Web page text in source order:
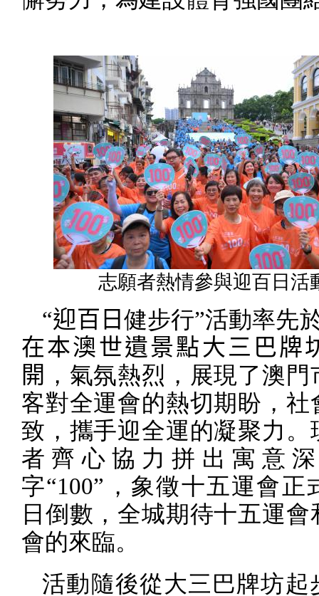
志願者熱情參與迎百日活
“迎百日 健步行”活動率先
在本澳世遺景點大三巴牌
開 ，氣氛熱烈，展現了澳
客對全運會的熱切期盼，社
致，攜手迎全運的凝聚力。
者齊心協力拼出寓意
字“100”，象徵十五運會正
日倒數，全城期待十五運會
會的來臨。
活動隨後從大三巴牌坊起